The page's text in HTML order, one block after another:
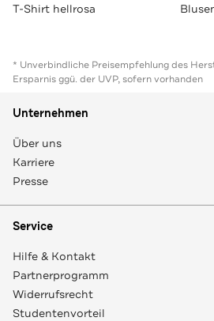
T-Shirt hellrosa
* Unverbindliche Preisempfehlung des
Ersparnis ggü. der UVP, sofern vorhanden
Unternehmen
Über uns
Karriere
Presse
Service
Hilfe & Kontakt
Partnerprogramm
Widerrufsrecht
Studentenvorteil